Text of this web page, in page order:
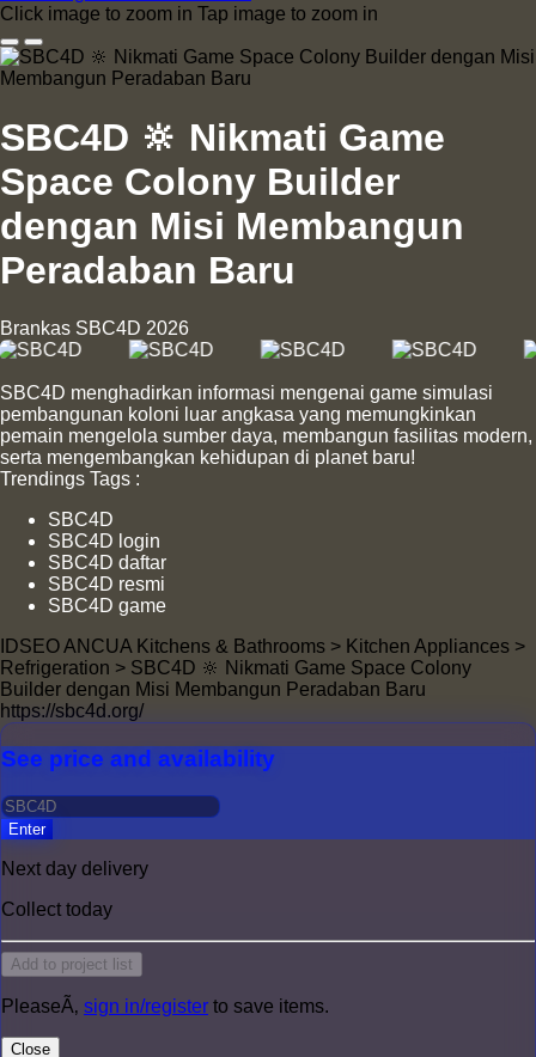
Click image to zoom in Tap image to zoom in
SBC4D 🔆 Nikmati Game
Space Colony Builder
dengan Misi Membangun
Peradaban Baru
Brankas SBC4D 2026
SBC4D menghadirkan informasi mengenai game simulasi
pembangunan koloni luar angkasa yang memungkinkan
pemain mengelola sumber daya, membangun fasilitas modern,
serta mengembangkan kehidupan di planet baru!
Trendings Tags :
SBC4D
SBC4D login
SBC4D daftar
SBC4D resmi
SBC4D game
IDSEO ANCUA Kitchens & Bathrooms > Kitchen Appliances >
Refrigeration > SBC4D 🔆 Nikmati Game Space Colony
Builder dengan Misi Membangun Peradaban Baru
https://sbc4d.org/
See price and availability
Enter
Next day delivery
Collect today
Add to project list
PleaseÃ‚ sign in/register to save items.
Close